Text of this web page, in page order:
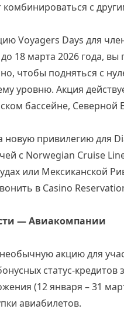
комбинироваться с
Voyagers Days для
18 марта 2026 года,
чтобы подняться с
уровню. Акция
бассейне, Северной
новую привилегию для
с Norwegian Cruise
или Мексиканской
в Casino
— Авиакомпании
акцию для
статус-
(12 января – 31
авиабилетов.